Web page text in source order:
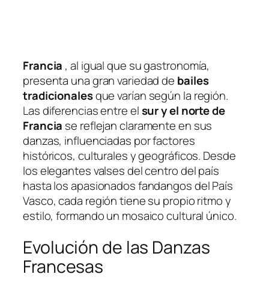
Francia , al igual que su gastronomía,
presenta una gran variedad de bailes
tradicionalesque varían según la región.
Las diferencias entre elsur y el norte de
Francia se reflejan claramente en sus
danzas, influenciadas por factores
históricos, culturales y geográficos. Desde
los elegantes valses del centro del país
hasta los apasionados fandangos del País
Vasco, cada región tiene su propio ritmo y
estilo, formando un mosaico cultural único.
Evolución de las Danzas
Francesas